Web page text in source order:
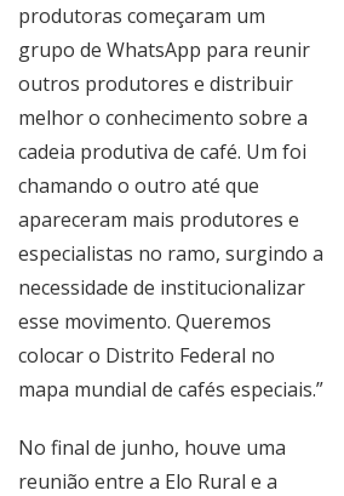
produtoras começaram um
grupo de WhatsApp para reunir
outros produtores e distribuir
melhor o conhecimento sobre a
cadeia produtiva de café. Um foi
chamando o outro até que
apareceram mais produtores e
especialistas no ramo, surgindo a
necessidade de institucionalizar
esse movimento. Queremos
colocar o Distrito Federal no
mapa mundial de cafés especiais.”
No final de junho, houve uma
reunião entre a Elo Rural e a